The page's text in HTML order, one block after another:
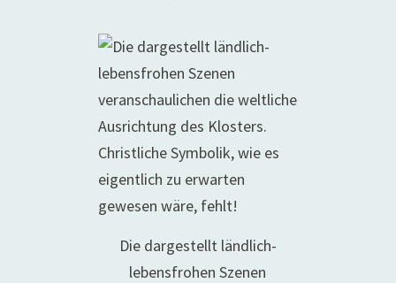
Die dargestellt ländlich-
lebensfrohen Szenen